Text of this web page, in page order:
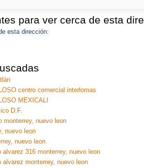
para ver cerca de esta
esta dirección:
centro comercial interlomas
MEXICALI
D.F.
monterrey, nuevo leon
nuevo leon
nuevo leon
alvarez 316 monterrey, nuevo leon
alvarez monterrey, nuevo leon